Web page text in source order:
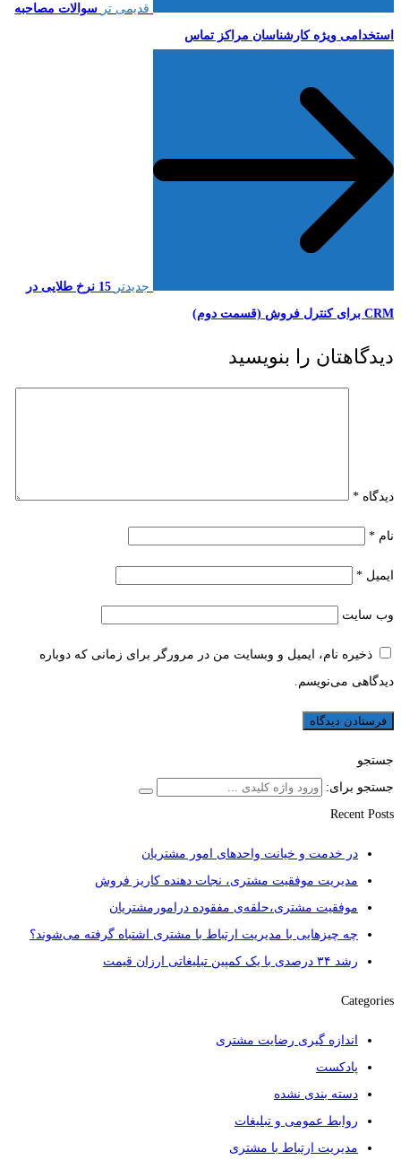
قدیمی تر سوالات مصاحبه
استخدامی ویژه کارشناسان مراکز تماس
جدیدتر
15 نرخ طلایی در
CRM برای کنترل فروش (قسمت دوم)
دیدگاهتان را بنویسید
دیدگاه *
نام *
ایمیل *
وب‌ سایت
ذخیره نام، ایمیل و وبسایت من در مرورگر برای زمانی که دوباره
دیدگاهی می‌نویسم.
جستجو
جستجو برای:
Recent Posts
در خدمت و خیانت واحدهای امور مشتریان
مدیریت موفقیت مشتری، نجات دهنده کاریز فروش
موفقیت مشتری،حلقه‌ی مفقوده درامورمشتریان
چه چیزهایی با مدیریت ارتباط با مشتری اشتباه گرفته می‌شوند؟
رشد ۳۴ درصدی با یک کمپین تبلیغاتی ارزان قیمت
Categories
اندازه گیری رضایت مشتری
پادکست
دسته بندی نشده
روابط عمومی و تبلیغات
مدیریت ارتباط با مشتری